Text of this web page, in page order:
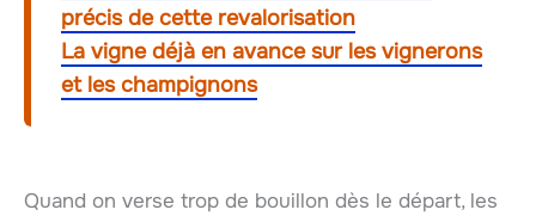
précis de cette revalorisation
La vigne déjà en avance sur les vignerons
et les champignons
Quand on verse trop de bouillon dès le départ, les